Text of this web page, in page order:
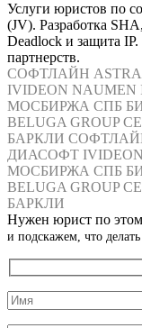
Услуги юристов по
(JV). Разработка
Deadlock и защита
партнерств.
СОФТЛАЙН
IVIDEON NAUMEN
МОСБИРЖА СПБ
BELUGA GROUP
БАРКЛИ
ДИАСОФТ IVIDEON
МОСБИРЖА СПБ
BELUGA GROUP
БАРКЛИ
Нужен юрист по
и подскажем, что
Служебные
поля
формы